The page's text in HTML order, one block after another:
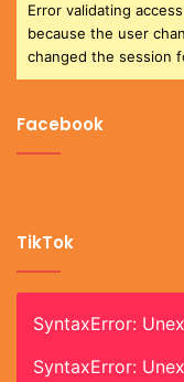
Error validating
because the user
changed the session
Facebook
TikTok
SyntaxError:
SyntaxError: